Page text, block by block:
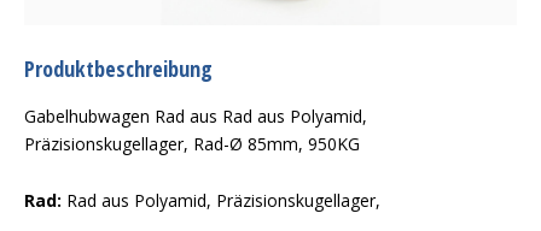
Produktbeschreibung
Gabelhubwagen Rad aus Rad aus Polyamid,
Präzisionskugellager, Rad-Ø 85mm, 950KG
Rad: Rad aus Polyamid, Präzisionskugellager,